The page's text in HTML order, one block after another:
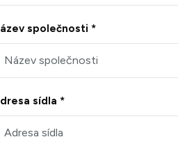
společnosti *
sídla *